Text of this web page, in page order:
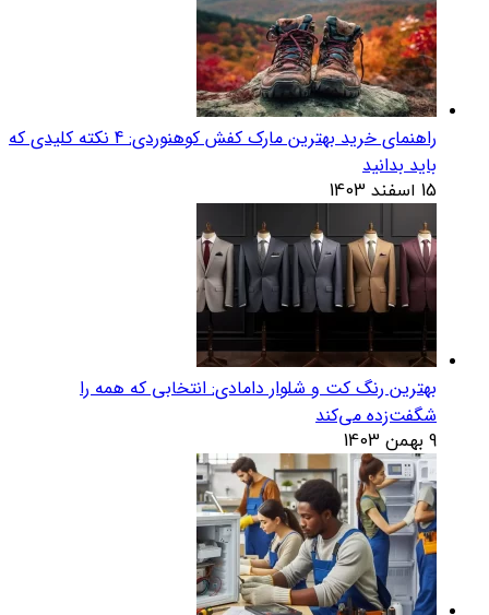
راهنمای خرید بهترین مارک کفش کوهنوردی: 4 نکته کلیدی که
باید بدانید
15 اسفند 1403
بهترین رنگ کت و شلوار دامادی: انتخابی که همه را
شگفت‌زده می‌کند
9 بهمن 1403